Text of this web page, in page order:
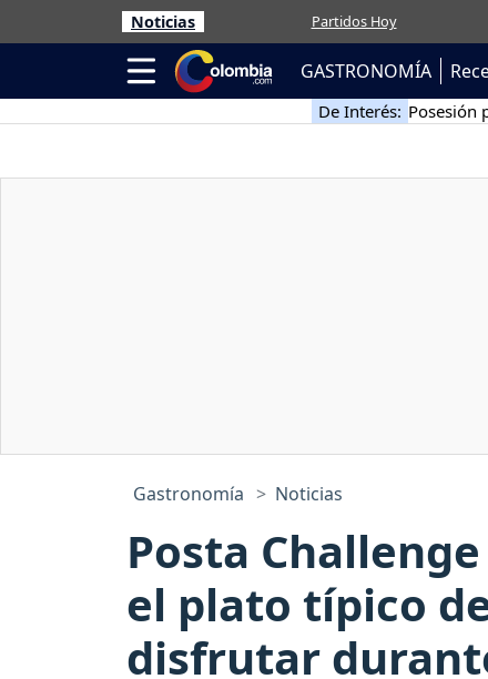
Noticias Partidos Hoy
GASTRONOMÍA
De Interés: Posesión
Gastronomía Noticias
Posta
el plato típico
disfrutar